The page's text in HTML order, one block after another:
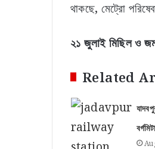
থাকছে, মেট্রো
২১ জুলাই মিছিল ও
Related